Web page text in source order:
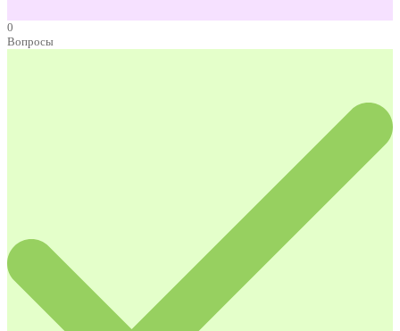
0
Вопросы